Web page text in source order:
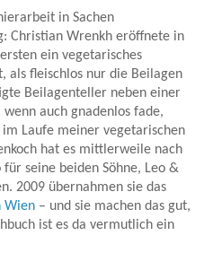
in Sachen
Christian Wrenkh eröffnete in
ein vegetarisches
als fleischlos nur die Beilagen
Beilagenteller neben einer
auch gnadenlos fade,
Laufe meiner vegetarischen
hat es mittlerweile nach
seine beiden Söhne, Leo &
2009 übernahmen sie das
Wien – und sie machen das gut,
ist es da vermutlich ein